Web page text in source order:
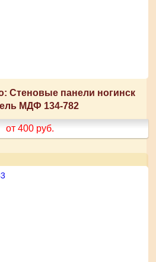
Стеновые панели ногинск
МДФ 134-782
от 400 руб.